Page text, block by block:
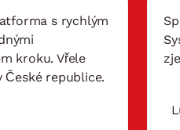
s rychlým
kroku. Vřele
republice.